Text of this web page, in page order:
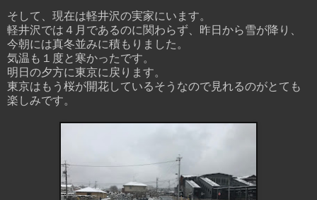
そして、現在は軽井沢の実家にいます。
軽井沢では４月であるのに関わらず、昨日から雪が降り、
今朝には真冬並みに積もりました。
気温も１度と寒かったです。
明日の夕方に東京に戻ります。
東京はもう桜が開花しているそうなので見れるのがとても
楽しみです。